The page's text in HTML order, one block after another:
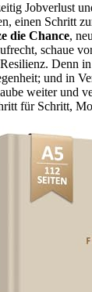
Jobverlust
einen Schritt
die Chance,
schaue
Denn
und in
weiter und
für Schritt,